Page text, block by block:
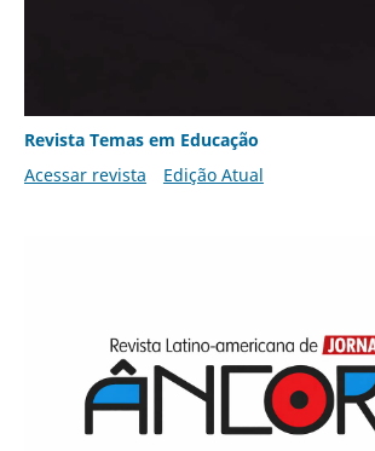
Revista Temas em Educação
Acessar revista
Edição Atual